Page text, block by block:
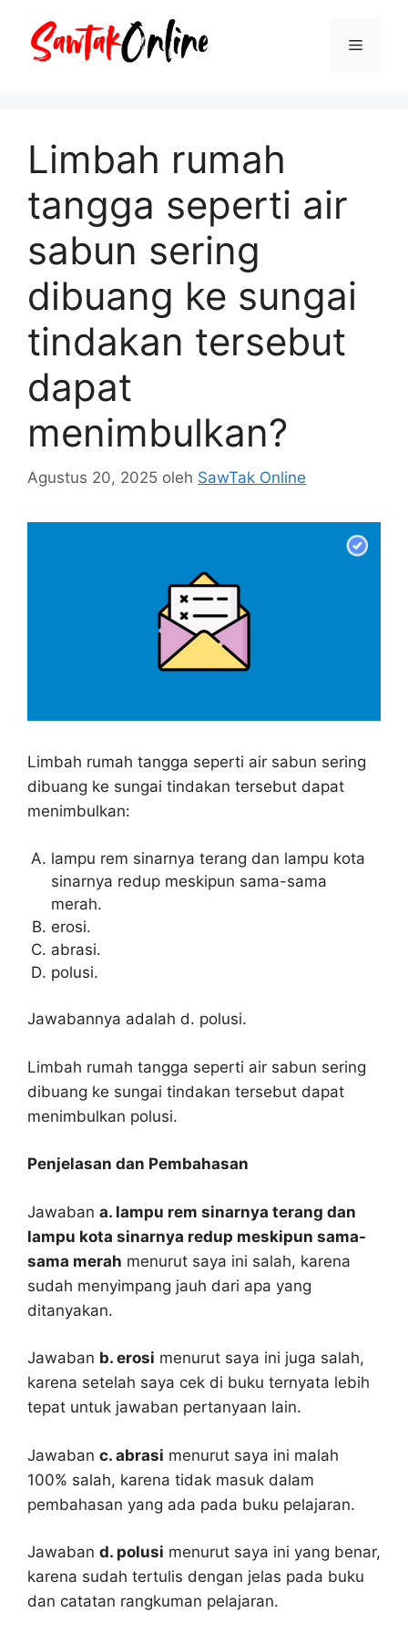
Menu
Limbah rumah
tangga seperti air
sabun sering
dibuang ke sungai
tindakan tersebut
dapat
menimbulkan?
Agustus 20, 2025 oleh SawTak Online
Limbah rumah tangga seperti air sabun sering
dibuang ke sungai tindakan tersebut dapat
menimbulkan:
lampu rem sinarnya terang dan lampu kota
sinarnya redup meskipun sama-sama
merah.
erosi.
abrasi.
polusi.
Jawabannya adalah d. polusi.
Limbah rumah tangga seperti air sabun sering
dibuang ke sungai tindakan tersebut dapat
menimbulkan polusi.
Penjelasan dan Pembahasan
Jawaban a. lampu rem sinarnya terang dan
lampu kota sinarnya redup meskipun sama-
sama merah menurut saya ini salah, karena
sudah menyimpang jauh dari apa yang
ditanyakan.
Jawaban b. erosi menurut saya ini juga salah,
karena setelah saya cek di buku ternyata lebih
tepat untuk jawaban pertanyaan lain.
Jawaban c. abrasi menurut saya ini malah
100% salah, karena tidak masuk dalam
pembahasan yang ada pada buku pelajaran.
Jawaban d. polusi menurut saya ini yang benar,
karena sudah tertulis dengan jelas pada buku
dan catatan rangkuman pelajaran.